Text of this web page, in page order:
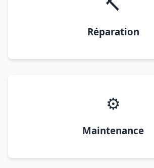
Réparation
⚙️
Maintenance